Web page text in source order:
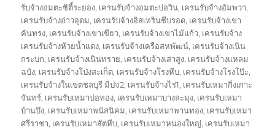
รับจ้างอมตะซิตี้ระยอง, เครนรับจ้างอมตะบ่อวิน, เครนรับจ้างอัมพวา,
เครนรับจ้างอ่าวอุดม, เครนรับจ้างอิสเทรินซีบรอด, เครนรับจ้างเขา
คันทรง, เครนรับจ้างเขาเขียว, เครนรับจ้างเขาไม้แก้ว, เครนรับจ้าง
เครนรับจ้างห้วยน้ำแดง, เครนรับจ้างเครือสหพัฒน์, เครนรับจ้างเนิน
กระบก, เครนรับจ้างเนินทราย, เครนรับจ้างเสาสูง, เครนรับจ้างแหลม
ฉบัง, เครนรับจ้างโป่งสะเก็ต, เครนรับจ้างโรงหีบ, เครนรับจ้างโรงโป๊ะ,
เครนรับจ้างในเขตชลบุรี มีปจ2, เครนรับจ้างไร่1, เครนรับเหมากิ่งเกาะ
จันทร์, เครนรับเหมาบ่อทอง, เครนรับเหมาบางละมุง, เครนรับเหมา
บ้านบึง, เครนรับเหมาพนัสนิคม, เครนรับเหมาพานทอง, เครนรับเหมา
ศรีราชา, เครนรับเหมาสัตหีบ, เครนรับเหมาหนองใหญ่, เครนรับเหมา